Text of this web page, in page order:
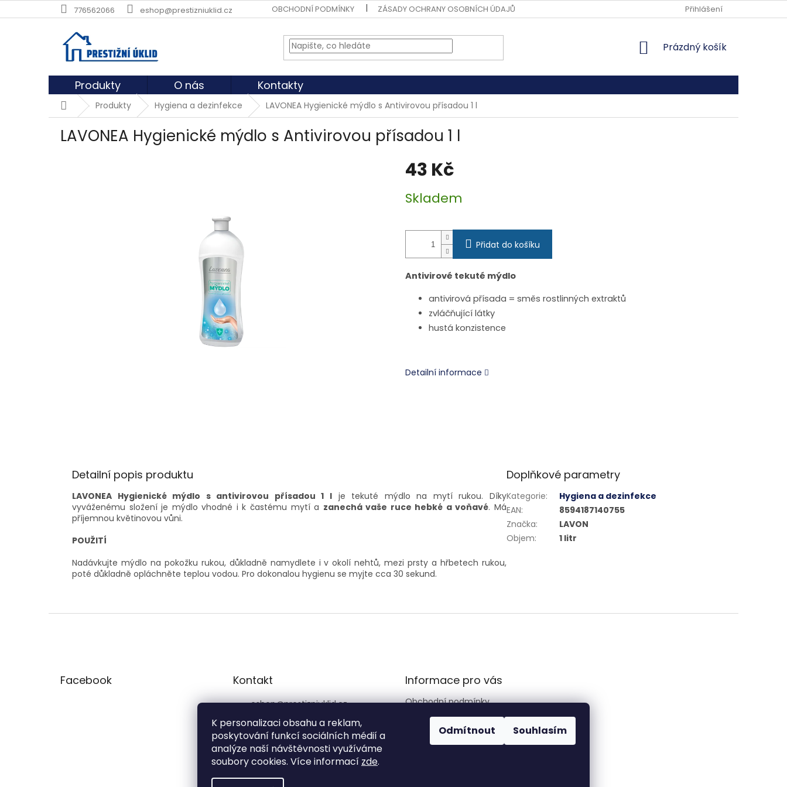
K personalizaci obsahu a reklam,
poskytování funkcí sociálních médií a
analýze naší návštěvnosti využíváme
soubory cookies. Více informací zde.
Odmítnout Souhlasím
na
776562066 eshop@prestizniuklid.cz OBCHODNÍ PODMÍNKY ZÁSADY OCHRANY OSOBNÍCH ÚDAJŮ Přihlášení
NÁKUPNÍ
Prázdný košík
Produkty O nás Kontakty
DomůProdukty Hygiena a dezinfekce LAVONEA Hygienické mýdlo s Antivirovou přísadou 1 l
LAVONEA Hygienické mýdlo s Antivirovou přísadou 1 l
43 Kč
cena:
Skladem
Přidat do košíku
Antivirové tekuté mýdlo
antivirová přísada = směs rostlinných extraktů
zvláčňující látky
hustá konzistence
Detailní informace
Detailní popis produktu
LAVONEA Hygienické mýdlo s antivirovou přísadou 1 l je tekuté mýdlo na mytí rukou. Díky
vyváženému složení je mýdlo vhodné i k častému mytí a zanechá vaše ruce hebké a voňavé. Má
příjemnou květinovou vůni.
POUŽITÍ
Nadávkujte mýdlo na pokožku rukou, důkladně namydlete i v okolí nehtů, mezi prsty a hřbetech rukou,
poté důkladně opláchněte teplou vodou. Pro dokonalou hygienu se myjte cca 30 sekund.
Doplňkové parametry
Kategorie:
Hygiena a dezinfekce
EAN:
8594187140755
Značka:
LAVON
Objem: 1 litr
Facebook Kontakt
eshop@prestizniuklid.cz
776562066
prestizniuklid
Informace pro vás
Obchodní podmínky
Zásady ochrany osobních údajů
Reklamační řád